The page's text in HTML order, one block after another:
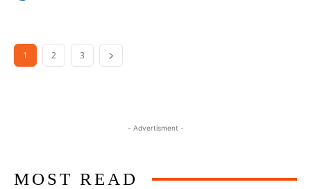
1 2 3
- Advertisment -
MOST READ